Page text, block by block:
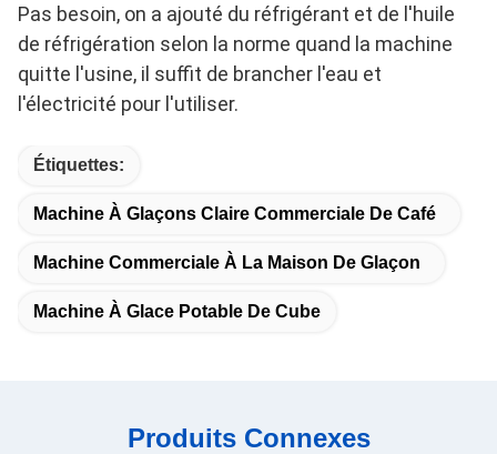
Pas besoin, on a ajouté du réfrigérant et de l'huile
de réfrigération selon la norme quand la machine
quitte l'usine, il suffit de brancher l'eau et
l'électricité pour l'utiliser.
Étiquettes:
Machine À Glaçons Claire Commerciale De Café
Machine Commerciale À La Maison De Glaçon
Machine À Glace Potable De Cube
Produits Connexes